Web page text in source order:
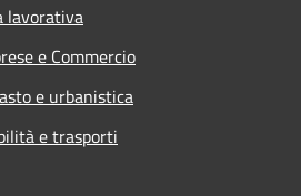
lavorativa
e Commercio
e urbanistica
e trasporti